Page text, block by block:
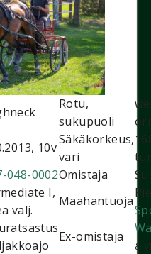
Rotu,
sukupuoli
ori
10v
Säkäkorkeus,
väri
048-0002Omistaja
I,
valj.
Maahantuoja
Ex-omistaja
&